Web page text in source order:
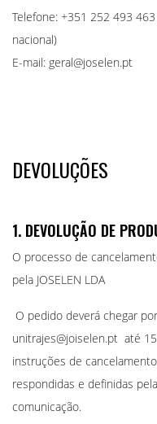
CAMISOLAS E SWEAT
ALTA VISIBILIDADE
Coletes E Tabardos De Alta
Polo De Alta Visibilidade
Bonés De Alta Visibilidade
MACACÕES 1STLEVEL
ÓCULOS, VISEIRAS E MÁSCARAS
CINTOS, GRAVATAS E LAÇOS
BIVAQUES, LENÇOS E BABETES
POLOS 1STLEVEL
POLOS E T-SHIRTS
TOALHAS
CALÇAS, CALÇÕES
BABETES
BATAS, AVENTAIS E CAPAS
MANTAS
ACESSÓRIOS
Telefone: +351 252 493
nacional)
E-mail: geral@joselen.pt
DEVOLUÇÕES
1. DEVOLUÇÃO DE
O processo de
pela JOSELEN LDA
O pedido deverá chegar
unitrajes@joiselen.pt até
instruções de
respondidas e definidas
comunicação.